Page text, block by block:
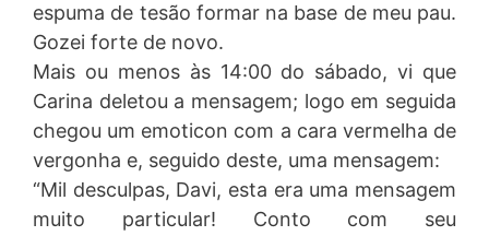
espuma de tesão formar na base de meu pau.
Gozei forte de novo.
Mais ou menos às 14:00 do sábado, vi que
Carina deletou a mensagem; logo em seguida
chegou um emoticon com a cara vermelha de
vergonha e, seguido deste, uma mensagem:
“Mil desculpas, Davi, esta era uma mensagem
muito particular! Conto com seu